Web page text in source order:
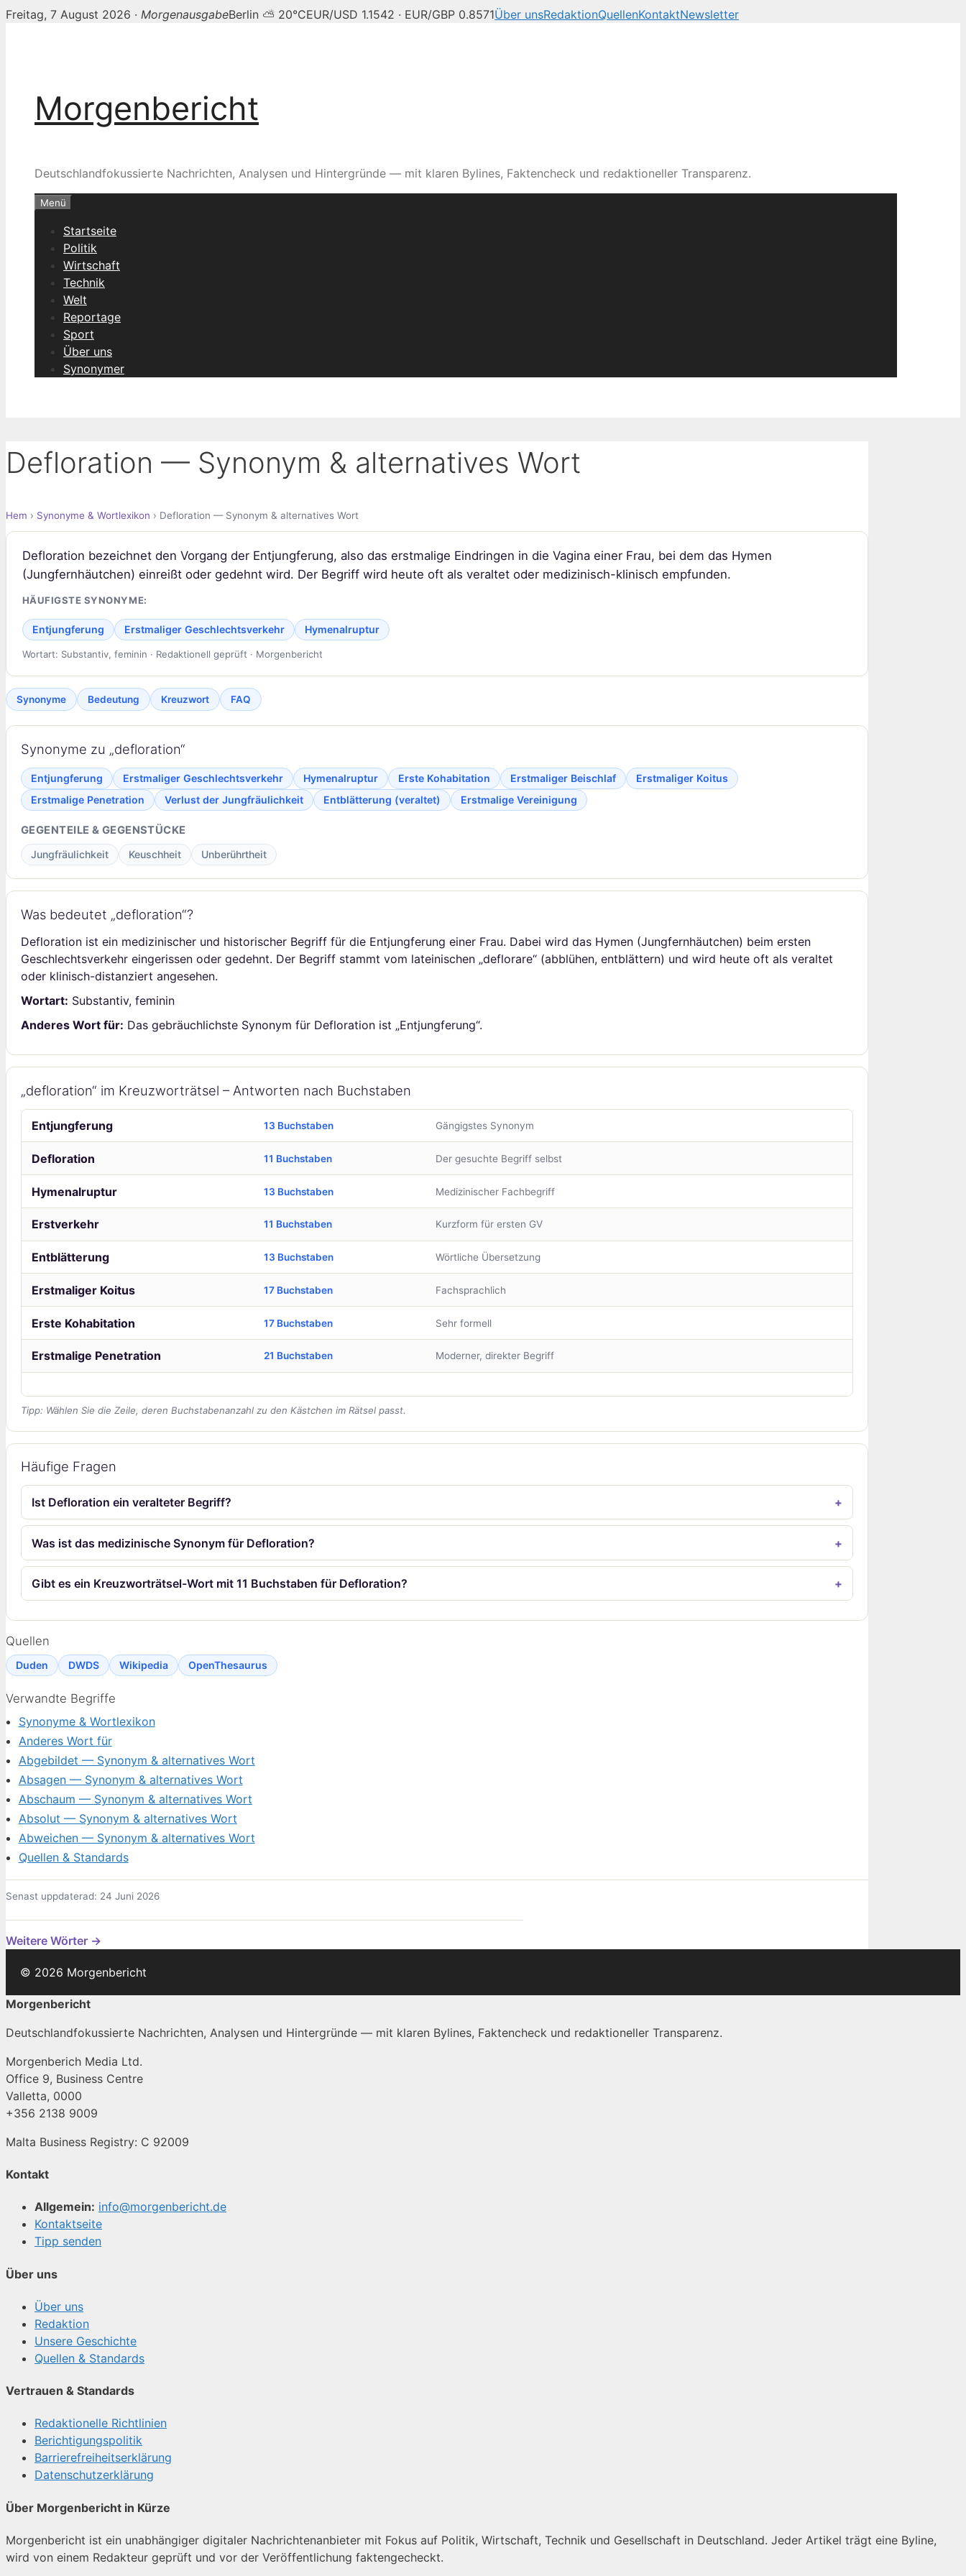
Freitag, 7 August 2026 · MorgenausgabeBerlin ⛅ 20°CEUR/USD 1.1542 · EUR/GBP 0.8571Über unsRedaktionQuellenKontaktNewsletter
Morgenbericht
Deutschlandfokussierte Nachrichten, Analysen und Hintergründe — mit klaren Bylines, Faktencheck und redaktioneller Transparenz.
Menü
Startseite
Politik
Wirtschaft
Technik
Welt
Reportage
Sport
Über uns
Synonymer
Defloration — Synonym & alternatives Wort
Hem › Synonyme & Wortlexikon › Defloration — Synonym & alternatives Wort
Defloration bezeichnet den Vorgang der Entjungferung, also das erstmalige Eindringen in die Vagina einer Frau, bei dem das Hymen
(Jungfernhäutchen) einreißt oder gedehnt wird. Der Begriff wird heute oft als veraltet oder medizinisch-klinisch empfunden.
HÄUFIGSTE SYNONYME:
Entjungferung Erstmaliger Geschlechtsverkehr Hymenalruptur
Wortart: Substantiv, feminin · Redaktionell geprüft · Morgenbericht
Synonyme Bedeutung Kreuzwort FAQ
Synonyme zu „defloration“
Entjungferung Erstmaliger Geschlechtsverkehr Hymenalruptur Erste Kohabitation Erstmaliger Beischlaf
Erstmaliger Koitus
Erstmalige Penetration
Verlust der Jungfräulichkeit Entblätterung (veraltet) Erstmalige Vereinigung
GEGENTEILE & GEGENSTÜCKE
Jungfräulichkeit Keuschheit Unberührtheit
Was bedeutet „defloration“?
Defloration ist ein medizinischer und historischer Begriff für die Entjungferung einer Frau. Dabei wird das Hymen (Jungfernhäutchen) beim ersten
Geschlechtsverkehr eingerissen oder gedehnt. Der Begriff stammt vom lateinischen „deflorare“ (abblühen, entblättern) und wird heute oft als veraltet
oder klinisch-distanziert angesehen.
Wortart: Substantiv, feminin
Anderes Wort für: Das gebräuchlichste Synonym für Defloration ist „Entjungferung“.
„defloration“ im Kreuzworträtsel – Antworten nach Buchstaben
Entjungferung 13 Buchstaben Gängigstes Synonym
Defloration 11 Buchstaben Der gesuchte Begriff selbst
Hymenalruptur 13 Buchstaben Medizinischer Fachbegriff
Erstverkehr 11 Buchstaben Kurzform für ersten GV
Entblätterung 13 Buchstaben Wörtliche Übersetzung
Erstmaliger Koitus 17 Buchstaben Fachsprachlich
Erste Kohabitation 17 Buchstaben Sehr formell
Erstmalige Penetration 21 Buchstaben Moderner, direkter Begriff
Tipp: Wählen Sie die Zeile, deren Buchstabenanzahl zu den Kästchen im Rätsel passt.
Häufige Fragen
Ist Defloration ein veralteter Begriff?
Was ist das medizinische Synonym für Defloration?
Gibt es ein Kreuzworträtsel-Wort mit 11 Buchstaben für Defloration?
Quellen
Duden DWDS Wikipedia OpenThesaurus
Verwandte Begriffe
Synonyme & Wortlexikon
Anderes Wort für
Abgebildet — Synonym & alternatives Wort
Absagen — Synonym & alternatives Wort
Abschaum — Synonym & alternatives Wort
Absolut — Synonym & alternatives Wort
Abweichen — Synonym & alternatives Wort
Quellen & Standards
Senast uppdaterad: 24 Juni 2026
Weitere Wörter →
© 2026 Morgenbericht
Morgenbericht
Deutschlandfokussierte Nachrichten, Analysen und Hintergründe — mit klaren Bylines, Faktencheck und redaktioneller Transparenz.
Morgenberich Media Ltd.
Office 9, Business Centre
Valletta, 0000
+356 2138 9009
Malta Business Registry: C 92009
Kontakt
Allgemein: info@morgenbericht.de
Kontaktseite
Tipp senden
Über uns
Über uns
Redaktion
Unsere Geschichte
Quellen & Standards
Vertrauen & Standards
Redaktionelle Richtlinien
Berichtigungspolitik
Barrierefreiheitserklärung
Datenschutzerklärung
Über Morgenbericht in Kürze
Morgenbericht ist ein unabhängiger digitaler Nachrichtenanbieter mit Fokus auf Politik, Wirtschaft, Technik und Gesellschaft in Deutschland. Jeder Artikel trägt eine Byline,
wird von einem Redakteur geprüft und vor der Veröffentlichung faktengecheckt.